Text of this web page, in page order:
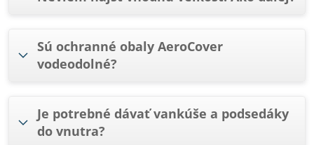
Sú ochranné obaly AeroCover
vodeodolné?
Je potrebné dávať vankúše a podsedáky
do vnutra?